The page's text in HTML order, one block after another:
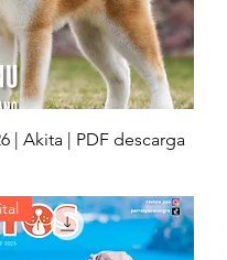
| Akita | PDF descarga